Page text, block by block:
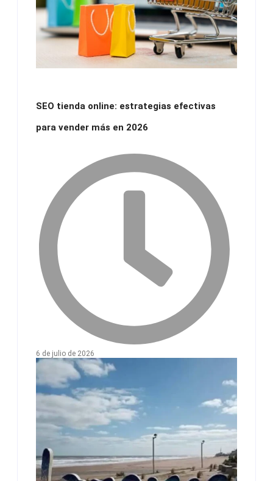
SEO tienda online: estrategias efectivas
para vender más en 2026
6 de julio de 2026